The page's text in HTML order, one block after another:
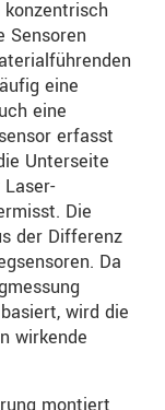
Sensoren
eine
eine
erfasst
Unterseite
Die
der Differenz
Da
wird die
wirkende